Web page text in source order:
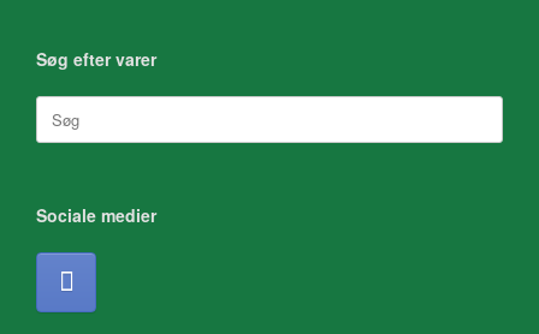
Søg efter varer
efter:
Sociale medier